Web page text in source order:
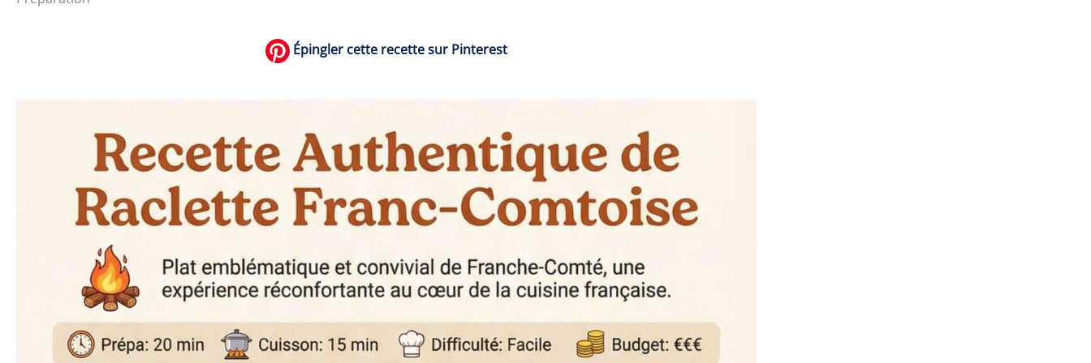
Épingler cette recette sur Pinterest